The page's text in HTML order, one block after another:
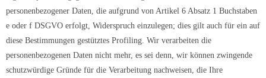
personenbezogener Daten, die aufgrund von Artikel 6 Absatz 1 Buchstaben
e oder f DSGVO erfolgt, Widerspruch einzulegen; dies gilt auch für ein auf
diese Bestimmungen gestütztes Profiling. Wir verarbeiten die
personenbezogenen Daten nicht mehr, es sei denn, wir können zwingende
schutzwürdige Gründe für die Verarbeitung nachweisen, die Ihre